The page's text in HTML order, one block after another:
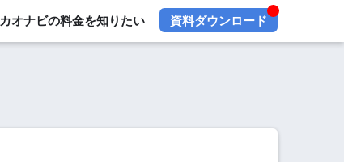
カオナビの料金を知りたい 資料ダウンロード